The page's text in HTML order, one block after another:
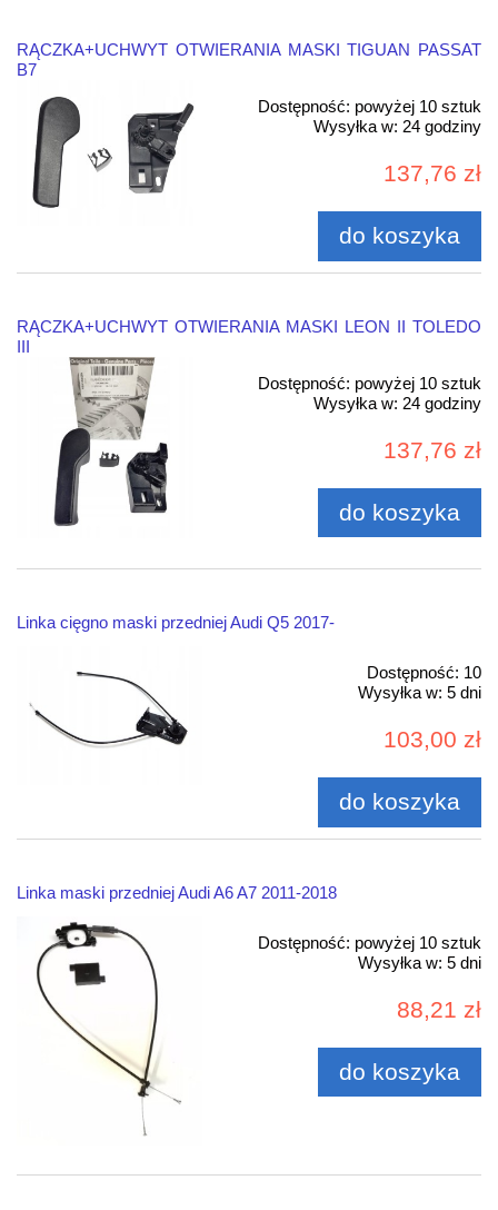
RĄCZKA+UCHWYT OTWIERANIA MASKI TIGUAN PASSAT
B7
Dostępność: powyżej 10 sztuk
Wysyłka w: 24 godziny
137,76 zł
do koszyka
RĄCZKA+UCHWYT OTWIERANIA MASKI LEON II TOLEDO
III
Dostępność: powyżej 10 sztuk
Wysyłka w: 24 godziny
137,76 zł
do koszyka
Linka cięgno maski przedniej Audi Q5 2017-
Dostępność: 10
Wysyłka w: 5 dni
103,00 zł
do koszyka
Linka maski przedniej Audi A6 A7 2011-2018
Dostępność: powyżej 10 sztuk
Wysyłka w: 5 dni
88,21 zł
do koszyka